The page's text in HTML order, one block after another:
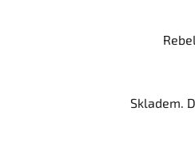
Skladem.